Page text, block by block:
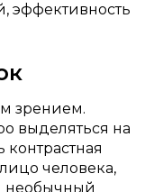
эффективность
зрением.
выделяться на
человека,
необычный